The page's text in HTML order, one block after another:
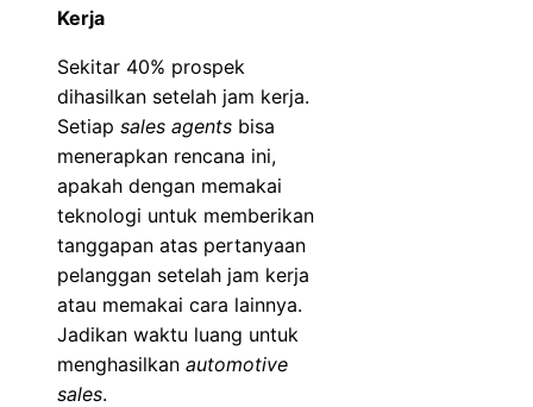
Kerja
Sekitar 40% prospek
dihasilkan setelah jam kerja.
Setiap sales agents bisa
menerapkan rencana ini,
apakah dengan memakai
teknologi untuk memberikan
tanggapan atas pertanyaan
pelanggan setelah jam kerja
atau memakai cara lainnya.
Jadikan waktu luang untuk
menghasilkan automotive
sales.